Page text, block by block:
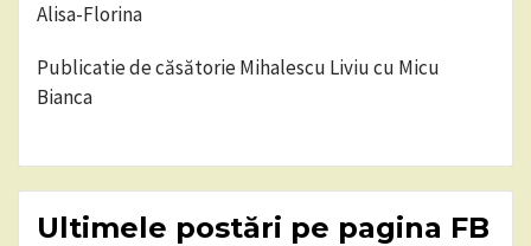
Alisa-Florina
Publicatie de căsătorie Mihalescu Liviu cu Micu
Bianca
Ultimele postări pe pagina FB